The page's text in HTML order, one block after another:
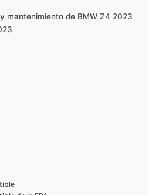
mantenimiento de BMW Z4 2023